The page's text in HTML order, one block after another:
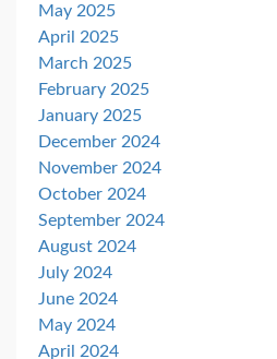
May 2025
April 2025
March 2025
February 2025
January 2025
December 2024
November 2024
October 2024
September 2024
August 2024
July 2024
June 2024
May 2024
April 2024